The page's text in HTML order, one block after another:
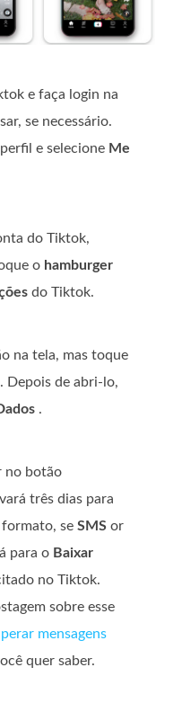
e faça login na
se necessário.
e selecione Me
do Tiktok,
o hamburger
do Tiktok.
na tela, mas toque
. Depois de abri-lo,
.
no botão
três dias para
se SMS or
para o Baixar
no Tiktok.
sobre esse
mensagens
quer saber.